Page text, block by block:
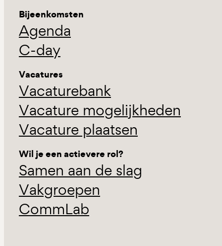
Bijeenkomsten
Agenda
C-day
Vacatures
Vacaturebank
Vacature mogelijkheden
Vacature plaatsen
Wil je een actievere rol?
Samen aan de slag
Vakgroepen
CommLab